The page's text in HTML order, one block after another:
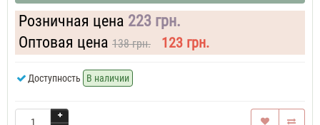
ML
Духи
женские
Carolina
Good
Духи
Розничная цена 223 грн.
Оптовая цена 138 грн. 123 грн.
Доступность В наличии